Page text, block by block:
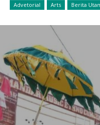
Advetorial Arts Berita